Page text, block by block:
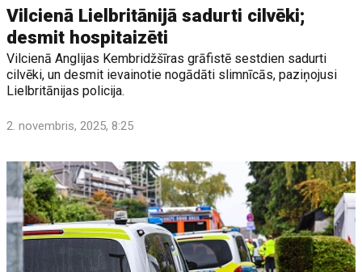
Vilcienā Lielbritānijā sadurti cilvēki;
desmit hospitaizēti
Vilcienā Anglijas Kembridžšīras grāfistē sestdien sadurti
cilvēki, un desmit ievainotie nogādāti slimnīcās, paziņojusi
Lielbritānijas policija.
2. novembris, 2025, 8:25